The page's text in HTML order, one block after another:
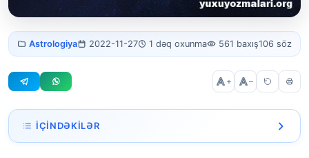
Əqrəb bürcü
qadını
Astrologiya 2022-11-27 1 dəq oxunma 561 baxış106 söz
+ –
İÇINDƏKILƏR